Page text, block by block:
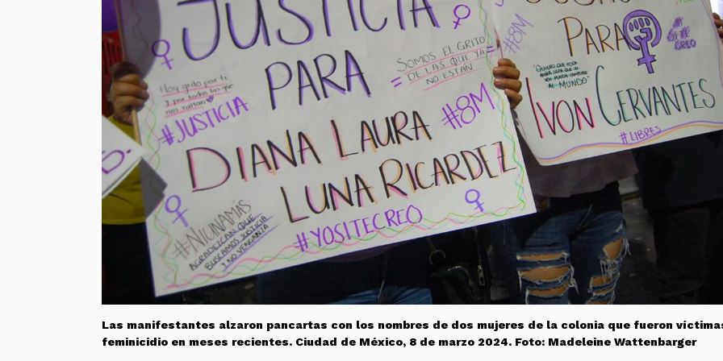
Las manifestantes alzaron pancartas con los nombres de dos mujeres de la colonia que fueron
feminicidio en meses recientes. Ciudad de México, 8 de marzo 2024. Foto: Madeleine Wattenbarger